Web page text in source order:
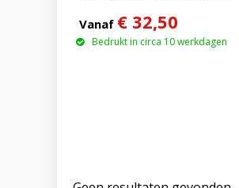
Vanaf € 32,50
Bedrukt in circa 10 werkdagen